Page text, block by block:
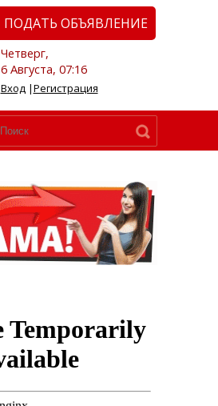
ПОДАТЬ ОБЪЯВЛЕНИЕ
Четверг,
6 Августа, 07:16
Вход|Регистрация